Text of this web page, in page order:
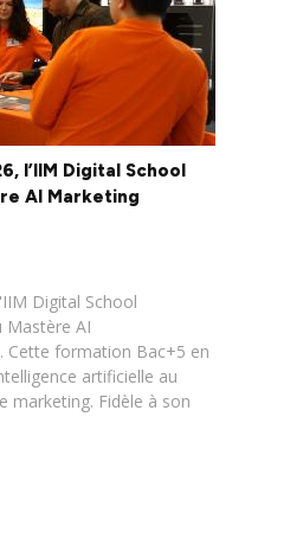
l’IIM Digital School
AI Marketing
Digital School
Mastère AI
Cette formation Bac+5 en
artificielle au
marketing. Fidèle à son